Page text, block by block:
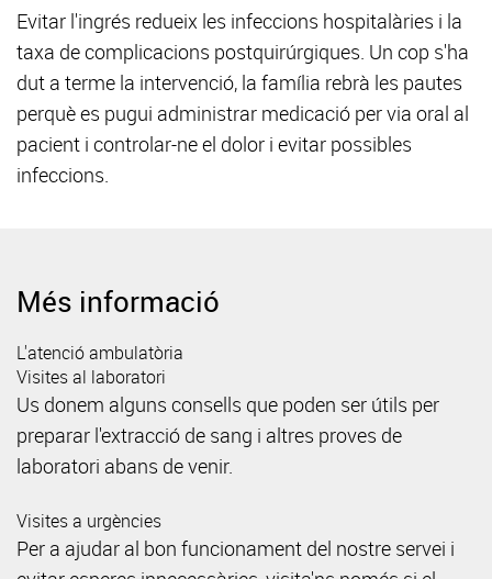
Evitar l'ingrés redueix les infeccions hospitalàries i la
taxa de complicacions postquirúrgiques. Un cop s'ha
dut a terme la intervenció, la família rebrà les pautes
perquè es pugui administrar medicació per via oral al
pacient i controlar-ne el dolor i evitar possibles
infeccions.
Més informació
L'atenció ambulatòria
Visites al laboratori
Us donem alguns consells que poden ser útils per
preparar l'extracció de sang i altres proves de
laboratori abans de venir.
Visites a urgències
Per a ajudar al bon funcionament del nostre servei i